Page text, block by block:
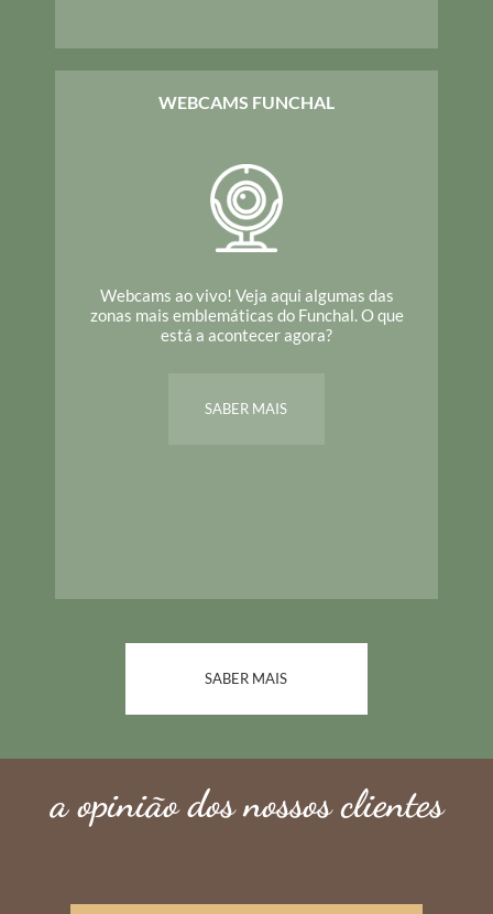
WEBCAMS FUNCHAL
Webcams ao vivo! Veja aqui algumas das
zonas mais emblemáticas do Funchal. O que
está a acontecer agora?
SABER MAIS
SABER MAIS
a opinião dos nossos clientes